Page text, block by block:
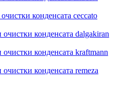
конденсата ceccato
конденсата dalgakiran
конденсата kraftmann
конденсата remeza